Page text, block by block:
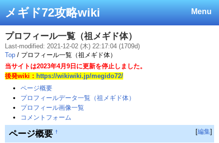
Menu
メギド72攻略wiki
プロフィール一覧（祖メギド体）
Last-modified: 2021-12-02 (木) 22:17:04 (1709d)
Top / プロフィール一覧（祖メギド体）
当サイトは2023年4月9日に更新を停止しました。
後発wiki： https://wikiwiki.jp/megido72/
ページ概要
プロフィールデータ一覧（祖メギド体）
プロフィール画像一覧
コメントフォーム
ページ概要 † [編集]